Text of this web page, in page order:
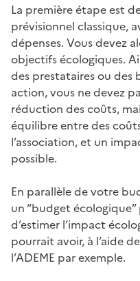
La première étape est
prévisionnel classique,
dépenses. Vous devez
objectifs écologiques.
des prestataires ou des
action, vous ne devez
réduction des coûts,
équilibre entre des
l’association, et un
possible.
En parallèle de votre
un “budget écologique”
d’estimer l’impact
pourrait avoir, à l’aide
l’ADEME par exemple.